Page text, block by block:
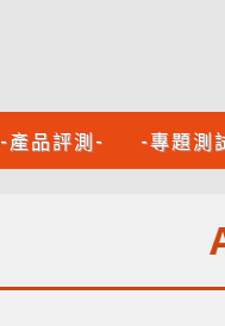
-產品評測- -專題測